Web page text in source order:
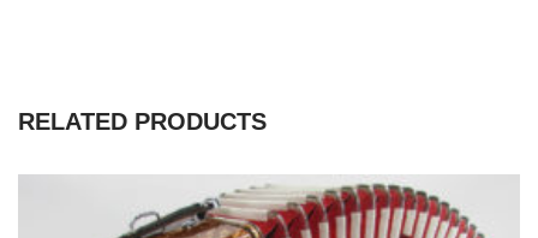
RELATED PRODUCTS